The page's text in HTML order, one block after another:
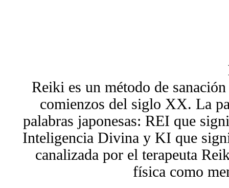
Reiki es un método de
comienzos del siglo XX. La
palabras japonesas: REI que
Inteligencia Divina y KI que
canalizada por el terapeuta
física como